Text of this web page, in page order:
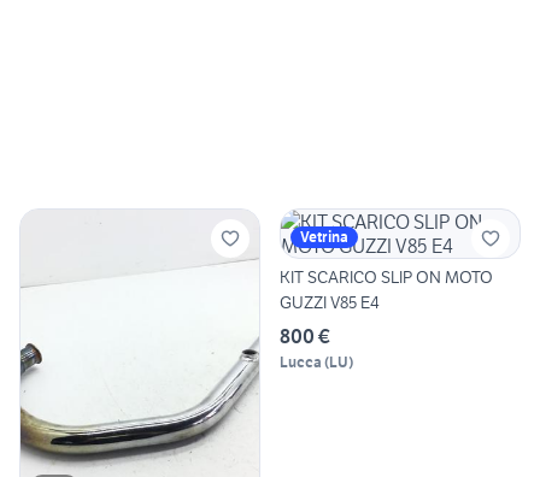
Vetrina
KIT SCARICO SLIP ON MOTO
GUZZI V85 E4
800 €
Lucca (LU)